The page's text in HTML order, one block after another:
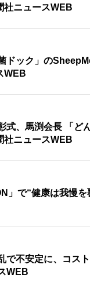
社ニュースWEB
ドック」の
WEB
式、馬渕会長 「ど
社ニュースWEB
」で“健康は我慢
で不安定に、コス
WEB